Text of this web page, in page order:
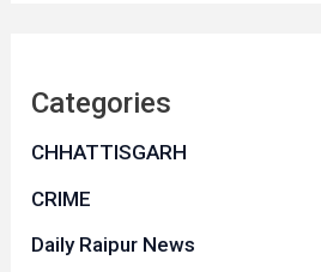
Categories
CHHATTISGARH
CRIME
Daily Raipur News